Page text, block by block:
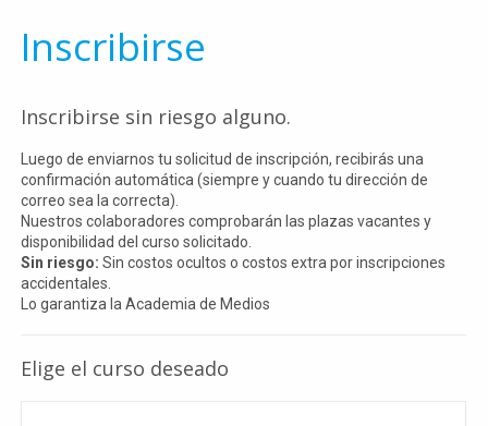
Inscribirse
Inscribirse sin riesgo alguno.
Luego de enviarnos tu solicitud de inscripción, recibirás una
confirmación automática (siempre y cuando tu dirección de
correo sea la correcta).
Nuestros colaboradores comprobarán las plazas vacantes y
disponibilidad del curso solicitado.
Sin riesgo: Sin costos ocultos o costos extra por inscripciones
accidentales.
Lo garantiza la Academia de Medios
Elige el curso deseado